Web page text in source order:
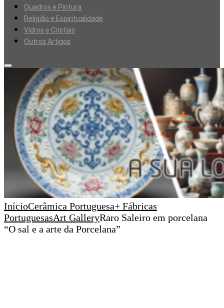
Quadros e Pintura
Religião e Espiritualidade
Vidros e Cristais
Outros Artigos
InícioCerâmica Portuguesa+ Fábricas
PortuguesasArt GalleryRaro Saleiro em porcelana
“O sal e a arte da Porcelana”